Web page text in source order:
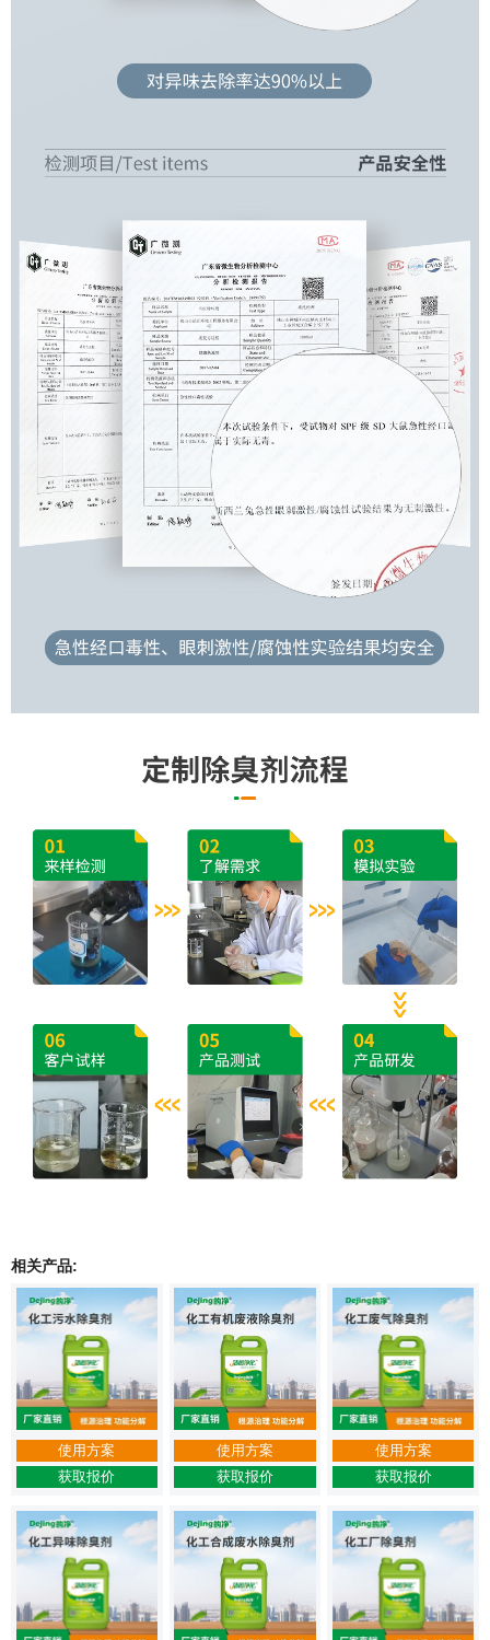
相关产品:
使用方案
获取报价
使用方案
获取报价
使用方案
获取报价